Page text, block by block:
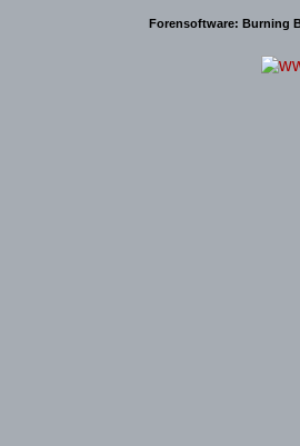
Forensoftware: Burning